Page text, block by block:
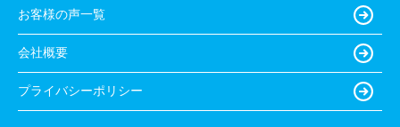
お客様の声一覧
会社概要
プライバシーポリシー